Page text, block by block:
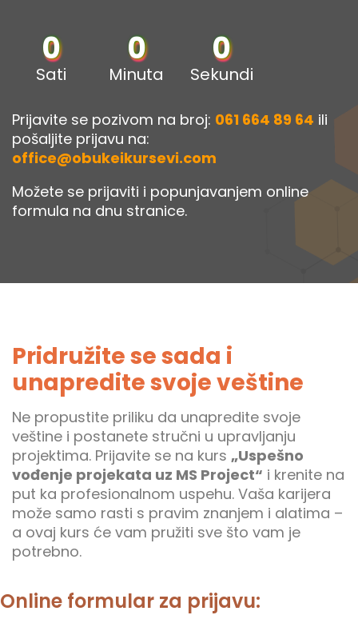
0
Sati
0
Minuta
0
Sekundi
Prijavite se pozivom na broj: 061 664 89 64 ili
pošaljite prijavu na:
office@obukeikursevi.com
Možete se prijaviti i popunjavanjem online
formula na dnu stranice.
Pridružite se sada i
unapredite svoje veštine
Ne propustite priliku da unapredite svoje
veštine i postanete stručni u upravljanju
projektima. Prijavite se na kurs „Uspešno
vođenje projekata uz MS Project“ i krenite na
put ka profesionalnom uspehu. Vaša karijera
može samo rasti s pravim znanjem i alatima –
a ovaj kurs će vam pružiti sve što vam je
potrebno.
Online formular za prijavu: